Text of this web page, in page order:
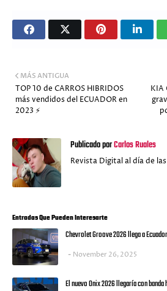
KIA
MÁS ANTIGUA
TOP 10 de CARROS HIBRIDOS
más vendidos del ECUADOR en
2023 ⚡
Publicado porCarlos Ruales
Revista Digital al día de
Entradas Que Pueden Interesarte
Chevrolet Groove 2026 llega a
November 26, 2025
El nuevo Onix 2026 llegaría con banda